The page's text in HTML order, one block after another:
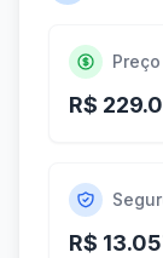
Preço
R$
R$